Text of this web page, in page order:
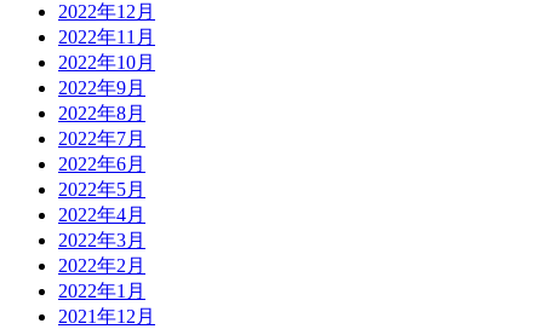
2022年12月
2022年11月
2022年10月
2022年9月
2022年8月
2022年7月
2022年6月
2022年5月
2022年4月
2022年3月
2022年2月
2022年1月
2021年12月